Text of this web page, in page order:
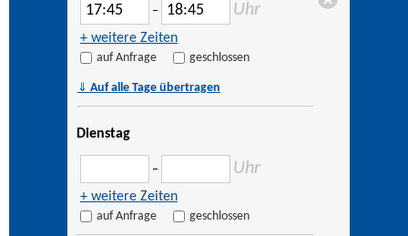
– Uhr
+ weitere Zeiten
auf Anfrage geschlossen
⇓ Auf alle Tage übertragen
Dienstag
– Uhr
+ weitere Zeiten
auf Anfrage geschlossen